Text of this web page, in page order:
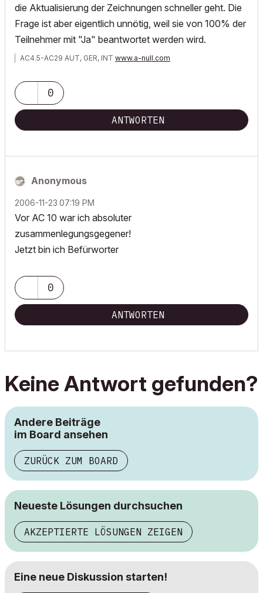
die Aktualisierung der Zeichnungen schneller geht. Die
Frage ist aber eigentlich unnötig, weil sie von 100% der
Teilnehmer mit "Ja" beantwortet werden wird.
AC4.5-AC29 AUT, GER, INT www.a-null.com
0
ANTWORTEN
Anonymous
‎2006-11-23 07:19 PM
Vor AC 10 war ich absoluter
zusammenlegungsgegener!
Jetzt bin ich Befürworter
0
ANTWORTEN
Keine Antwort gefunden?
Andere Beiträge
im Board ansehen
ZURÜCK ZUM BOARD
Neueste Lösungen durchsuchen
AKZEPTIERTE LÖSUNGEN ZEIGEN
Eine neue Diskussion starten!